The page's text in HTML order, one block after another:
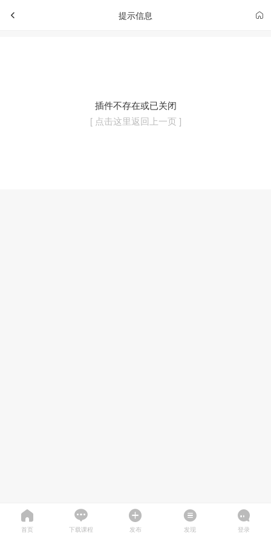
提示信息
插件不存在或已关闭
[ 点击这里返回上一页 ]
首页 下载课程 发布 发现 登录